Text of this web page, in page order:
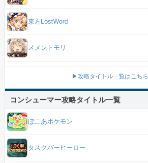
東方LostWord
メメントモリ
▶攻略タイトル一覧はこちら
コンシューマー攻略タイトル一覧
ぽこあポケモン
タスクバーヒーロー